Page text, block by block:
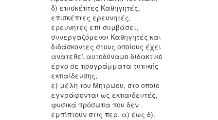
δ) επισκέπτες Καθηγητές,
επισκέπτες ερευνητές,
ερευνητές επί συμβάσει,
συνεργαζόμενοι Καθηγητές και
διδάσκοντες στους οποίους έχει
ανατεθεί αυτοδύναμο διδακτικό
έργο σε προγράμματα τυπικής
εκπαίδευσης,
ε) μέλη του Μητρώου, στο οποίο
εγγράφονται ως εκπαιδευτές,
φυσικά πρόσωπα που δεν
εμπίπτουν στις περ. α) έως δ).